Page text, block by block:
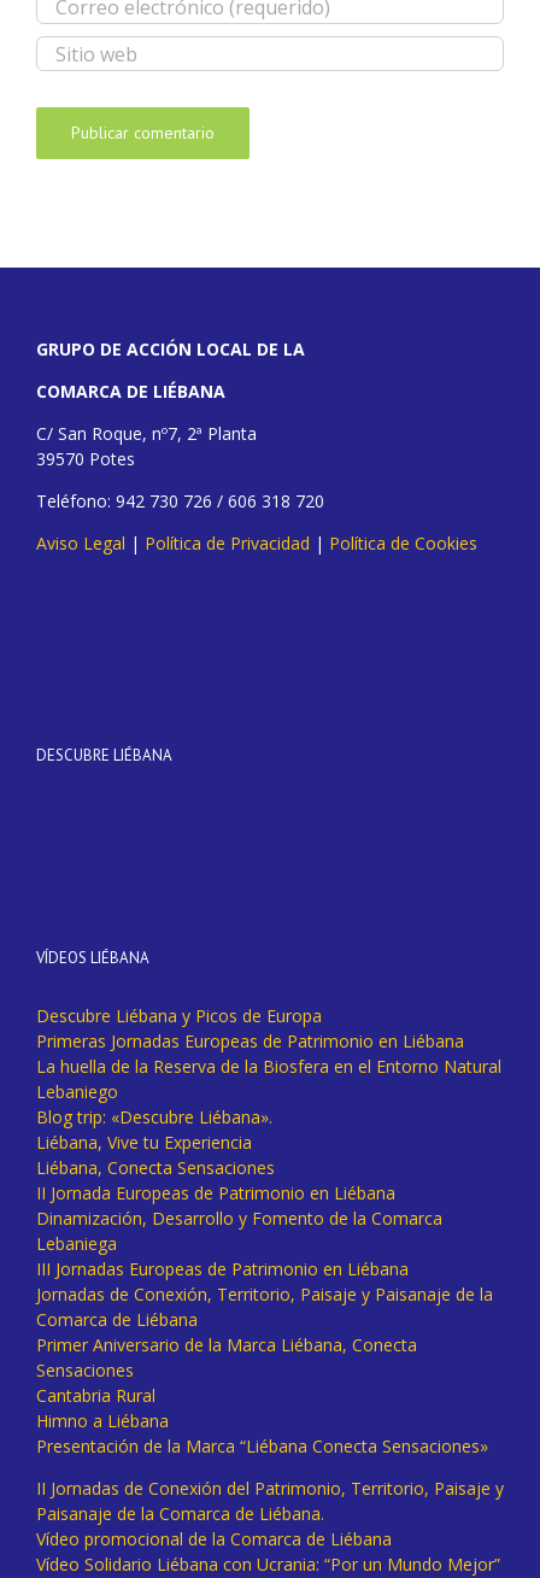
GRUPO DE ACCIÓN LOCAL DE LA
COMARCA DE LIÉBANA
C/ San Roque, nº7, 2ª Planta
39570 Potes
Teléfono: 942 730 726 / 606 318 720
Aviso Legal | Política de Privacidad | Política de Cookies
DESCUBRE LIÉBANA
VÍDEOS LIÉBANA
Descubre Liébana y Picos de Europa
Primeras Jornadas Europeas de Patrimonio en Liébana
La huella de la Reserva de la Biosfera en el Entorno Natural
Lebaniego
Blog trip: «Descubre Liébana».
Liébana, Vive tu Experiencia
Liébana, Conecta Sensaciones
II Jornada Europeas de Patrimonio en Liébana
Dinamización, Desarrollo y Fomento de la Comarca
Lebaniega
III Jornadas Europeas de Patrimonio en Liébana
Jornadas de Conexión, Territorio, Paisaje y Paisanaje de la
Comarca de Liébana
Primer Aniversario de la Marca Liébana, Conecta
Sensaciones
Cantabria Rural
Himno a Liébana
Presentación de la Marca “Liébana Conecta Sensaciones»
II Jornadas de Conexión del Patrimonio, Territorio, Paisaje y
Paisanaje de la Comarca de Liébana.
Vídeo promocional de la Comarca de Liébana
Vídeo Solidario Liébana con Ucrania: “Por un Mundo Mejor”